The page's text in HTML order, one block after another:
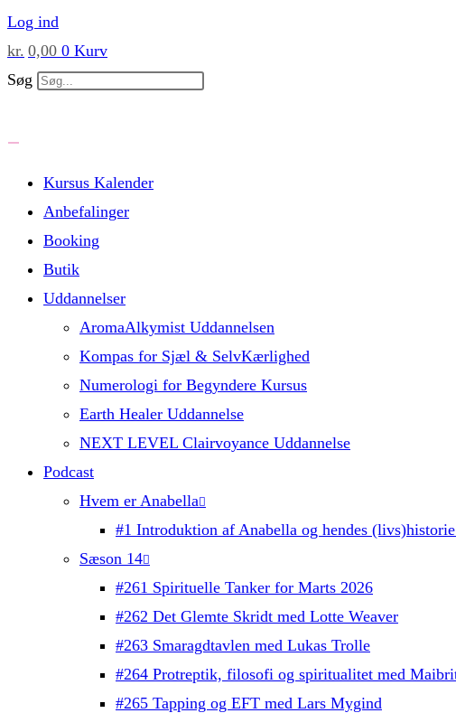
Skip
to
content
Log ind
kr. 0,00 0 Kurv
Søg
Kursus Kalender
Anbefalinger
Booking
Butik
Uddannelser
AromaAlkymist Uddannelsen
Kompas for Sjæl & SelvKærlighed
Numerologi for Begyndere Kursus
Earth Healer Uddannelse
NEXT LEVEL Clairvoyance Uddannelse
Podcast
Hvem er Anabella
#1 Introduktion af Anabella og hendes
Sæson 14
#261 Spirituelle Tanker for Marts 2026
#262 Det Glemte Skridt med Lotte Weaver
#263 Smaragdtavlen med Lukas Trolle
#264 Protreptik, filosofi og spiritualitet med
#265 Tapping og EFT med Lars Mygind